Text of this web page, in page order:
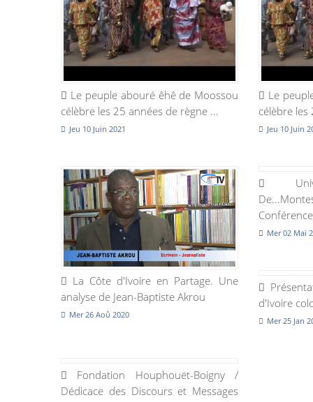
Le peuple abouré êhê de Moossou
célèbre les 25 années de règne ...
Jeu 10 Juin 2021
Le
célèbre les
Jeu 10 Juin
La Côte d'Ivoire en Partage. Une
analyse de Jean-Baptiste Akrou
Mer 26 Aoû 2020
Mer 02 Mai
d'Ivoire
Mer 25 Jan
Fondation Houphouët-Boigny /
Dédicace des Discours et Messages